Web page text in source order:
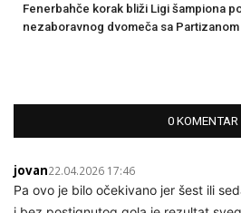
Fenerbahče korak bliži Ligi šampiona
nezaboravnog dvomeča sa Partizanom
0 KOMENTAR
jovan22.04.2026 17:46
Pa ovo je bilo očekivano jer šest ili